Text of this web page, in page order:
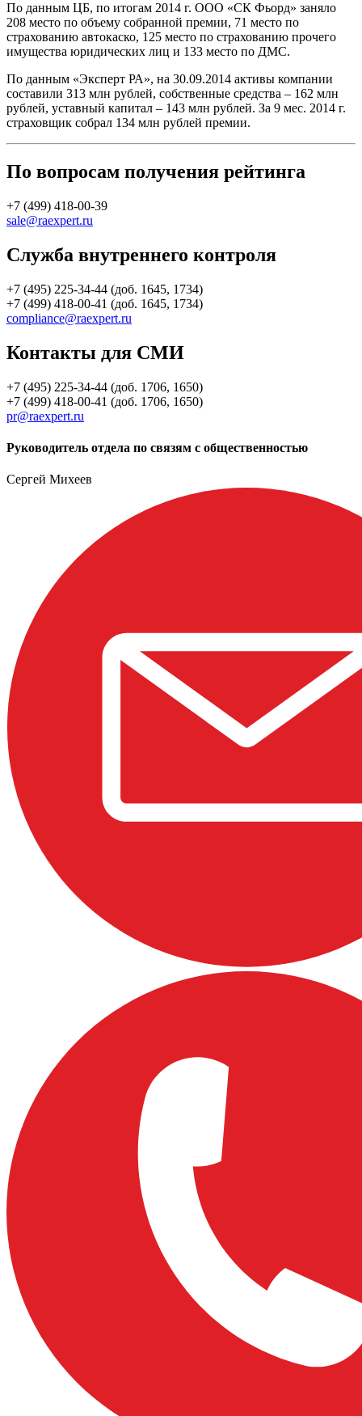
По данным ЦБ, по итогам 2014 г. ООО «СК Фьорд» заняло
208 место по объему собранной премии, 71 место по
страхованию автокаско, 125 место по страхованию прочего
имущества юридических лиц и 133 место по ДМС.
По данным «Эксперт РА», на 30.09.2014 активы компании
составили 313 млн рублей, собственные средства – 162 млн
рублей, уставный капитал – 143 млн рублей. За 9 мес. 2014 г.
страховщик собрал 134 млн рублей премии.
По вопросам получения рейтинга
+7 (499) 418-00-39
sale@raexpert.ru
Служба внутреннего контроля
+7 (495) 225-34-44 (доб. 1645, 1734)
+7 (499) 418-00-41 (доб. 1645, 1734)
compliance@raexpert.ru
Контакты для СМИ
+7 (495) 225-34-44 (доб. 1706, 1650)
+7 (499) 418-00-41 (доб. 1706, 1650)
pr@raexpert.ru
Руководитель отдела по связям с общественностью
Сергей Михеев